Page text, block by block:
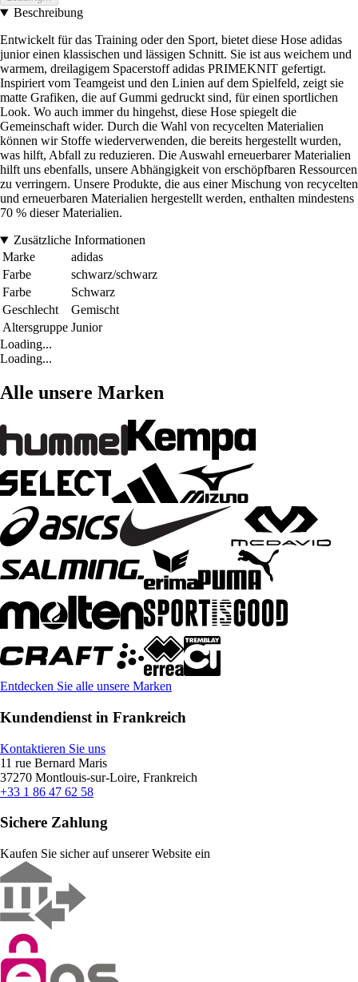
Beschreibung
Entwickelt für das Training oder den Sport, bietet diese Hose adidas
junior einen klassischen und lässigen Schnitt. Sie ist aus weichem und
warmem, dreilagigem Spacerstoff adidas PRIMEKNIT gefertigt.
Inspiriert vom Teamgeist und den Linien auf dem Spielfeld, zeigt sie
matte Grafiken, die auf Gummi gedruckt sind, für einen sportlichen
Look. Wo auch immer du hingehst, diese Hose spiegelt die
Gemeinschaft wider. Durch die Wahl von recycelten Materialien
können wir Stoffe wiederverwenden, die bereits hergestellt wurden,
was hilft, Abfall zu reduzieren. Die Auswahl erneuerbarer Materialien
hilft uns ebenfalls, unsere Abhängigkeit von erschöpfbaren Ressourcen
zu verringern. Unsere Produkte, die aus einer Mischung von recycelten
und erneuerbaren Materialien hergestellt werden, enthalten mindestens
70 % dieser Materialien.
Zusätzliche Informationen
Marke
adidas
Farbe
schwarz/schwarz
Farbe
Schwarz
Geschlecht
Gemischt
Altersgruppe Junior
Loading...
Loading...
Alle unsere Marken
Entdecken Sie alle unsere Marken
Kundendienst in Frankreich
Kontaktieren Sie uns
11 rue Bernard Maris
37270 Montlouis-sur-Loire, Frankreich
+33 1 86 47 62 58
Sichere Zahlung
Kaufen Sie sicher auf unserer Website ein